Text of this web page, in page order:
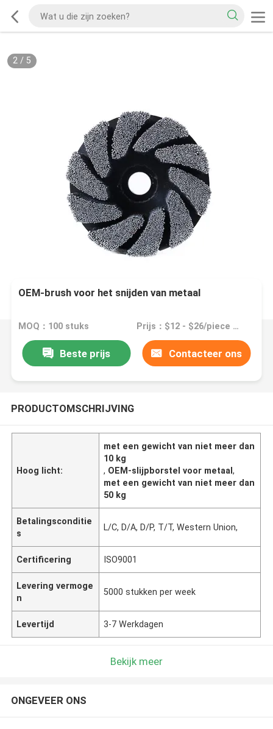
2/ 5
OEM-brush voor het snijden van metaal
MOQ：100 stuks Prijs：$12 - $26/piece >=100 pieces
Beste prijs Contacteer ons
PRODUCTOMSCHRIJVING
Hoog licht:
met een gewicht van niet meer dan
10 kg
, OEM-slijpborstel voor metaal,
met een gewicht van niet meer dan
50 kg
Betalingsconditie
s
L/C, D/A, D/P, T/T, Western Union,
Certificering ISO9001
Levering vermoge
n
5000 stukken per week
Levertijd 3-7 Werkdagen
Bekijk meer
ONGEVEER ONS